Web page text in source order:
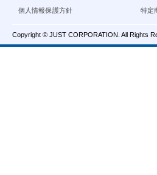
個人情報保護方針 特定
Copyright © JUST CORPORATION. All Rights